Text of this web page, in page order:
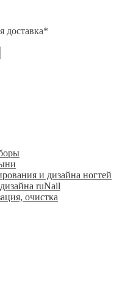
и дизайна ногтей
ruNail
очистка